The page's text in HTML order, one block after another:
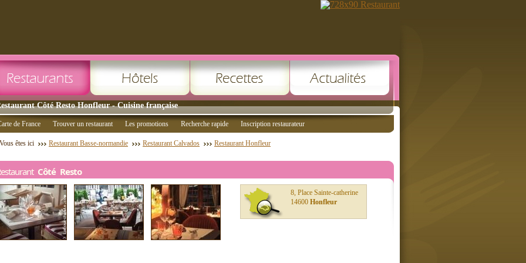
Côté Resto Honfleur - Cuisine française
de France Trouver un restaurant Les promotions Recherche rapide Inscription restaurateur
Vous êtes ici Restaurant Basse-normandie Restaurant Calvados Restaurant Honfleur
Côté Resto
8, Place Sainte-catherine
14600 Honfleur